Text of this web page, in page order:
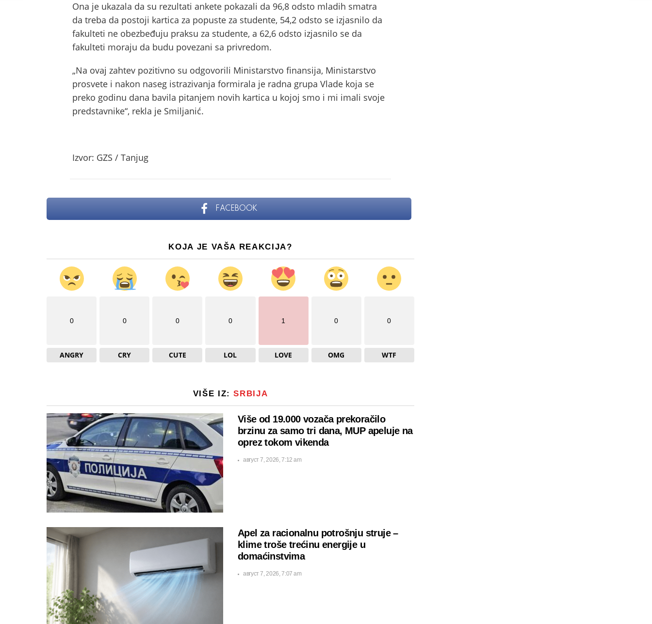
Ona je ukazala da su rezultati ankete pokazali da 96,8 odsto mladih smatra
da treba da postoji kartica za popuste za studente, 54,2 odsto se izjasnilo da
fakulteti ne obezbeđuju praksu za studente, a 62,6 odsto izjasnilo se da
fakulteti moraju da budu povezani sa privredom.
„Na ovaj zahtev pozitivno su odgovorili Ministarstvo finansija, Ministarstvo
prosvete i nakon naseg istrazivanja formirala je radna grupa Vlade koja se
preko godinu dana bavila pitanjem novih kartica u kojoj smo i mi imali svoje
predstavnike“, rekla je Smiljanić.
Izvor: GZS / Tanjug
FACEBOOK
KOJA JE VAŠA REAKCIJA?
0
ANGRY
0
CRY
0
CUTE
0
LOL
1
LOVE
0
OMG
0
WTF
VIŠE IZ:SRBIJA
Više od 19.000 vozača prekoračilo
brzinu za samo tri dana, MUP apeluje na
oprez tokom vikenda
август 7, 2026, 7:12 am
Apel za racionalnu potrošnju struje –
klime troše trećinu energije u
domaćinstvima
август 7, 2026, 7:07 am